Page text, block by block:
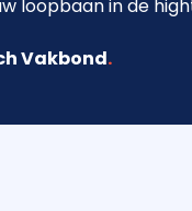
loopbaan in de
Vakbond.